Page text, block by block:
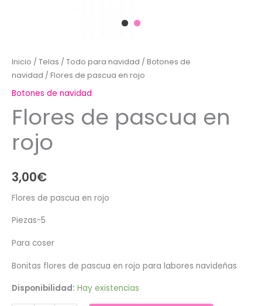
Inicio / Telas / Todo para navidad / Botones de
navidad / Flores de pascua en rojo
Botones de navidad
Flores de pascua en
rojo
3,00€
Flores de pascua en rojo
Piezas-5
Para coser
Bonitas flores de pascua en rojo para labores navideñas
Disponibilidad: Hay existencias